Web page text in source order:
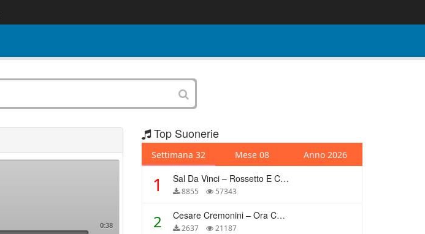
0:38
Top Suonerie
Settimana 32 Mese 08 Anno 2026
1 Sal Da Vinci – Rossetto E Caffè
8855 57343
2 Cesare Cremonini – Ora Che Non Ho Più Te
2637 21187